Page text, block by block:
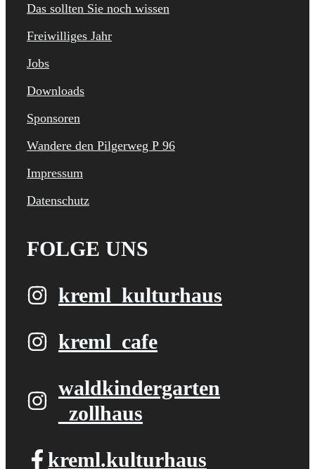
Das sollten Sie noch wissen
Freiwilliges Jahr
Jobs
Downloads
Sponsoren
Wandere den Pilgerweg P 96
Impressum
Datenschutz
FOLGE UNS
kreml_kulturhaus
kreml_cafe
waldkindergarten​
_zollhaus
kreml.kulturhaus